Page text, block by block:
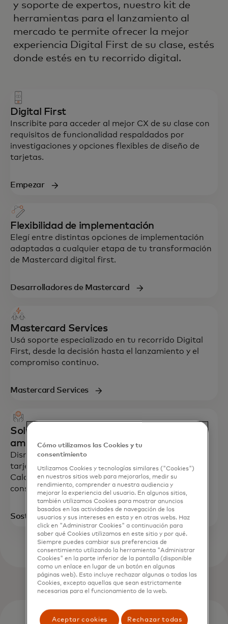
y soporte de expertos, nuestro kit de
herramientas para el lanzamiento al
mercado te permite ofrecer la mejor
experiencia Digital First de su clase, estés
donde estés en tu recorrido digital.
Digital First
Inscribite para acceder al mejor CX de su clase con
requisitos de funcionalidad respaldados por
investigaciones y opciones flexibles de diseño de
tarjetas.
Empezar
Flexibilidad de implementación
Elegí entre distintas opciones de implementación
adaptadas a cualquier etapa de tu transformación
de Mastercard digital first.
Desarrolladores de Mastercard
Mastercard Services
Usá soporte especializado en tu recorrido Digital
First, desde la decisión hasta el lanzamiento y el
compromiso continuo.
Mastercard Services
Soluciones respetuosas con el medio
ambiente
Disminuí el impacto ambiental eligiendo no recibir
tarjetas físicas y agregá funciones como la
Calculadora de carbono para ayudar a los
consumidores a monitorear su huella de carbono.
Sostenibilidad de Mastercard
Cómo utilizamos las Cookies y tu
consentimiento
Utilizamos Cookies y tecnologías similares ("Cookies")
en nuestros sitios web para mejorarlos, medir su
rendimiento, comprender a nuestra audiencia y
mejorar la experiencia del usuario. En algunos sitios,
también utilizamos Cookies para mostrar anuncios
basados ​​en las actividades de navegación de los
usuarios y sus intereses en esta y en otras webs. Haz
click en "Administrar Cookies" a continuación para
saber qué Cookies utilizamos en este sitio y por qué.
Siempre puedes cambiar sus preferencias de
consentimiento utilizando la herramienta "Administrar
Cookies" en la parte inferior de la pantalla (disponible
como un enlace en lugar de un botón en algunas
páginas web). Esto incluye rechazar algunas o todas las
Cookies, excepto aquellas que sean estrictamente
necesarias para el funcionamiento de la web.
Aceptar cookies Rechazar todas